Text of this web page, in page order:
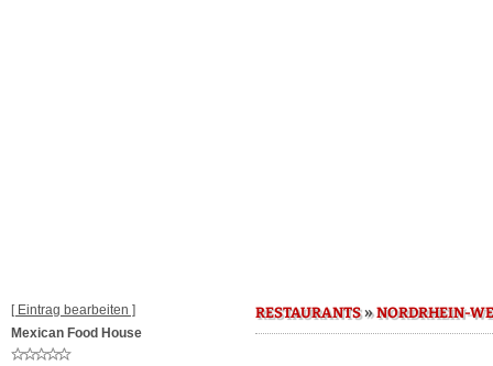
[ Eintrag bearbeiten ]
Mexican Food House
RESTAURANTS»NORDRHEIN-